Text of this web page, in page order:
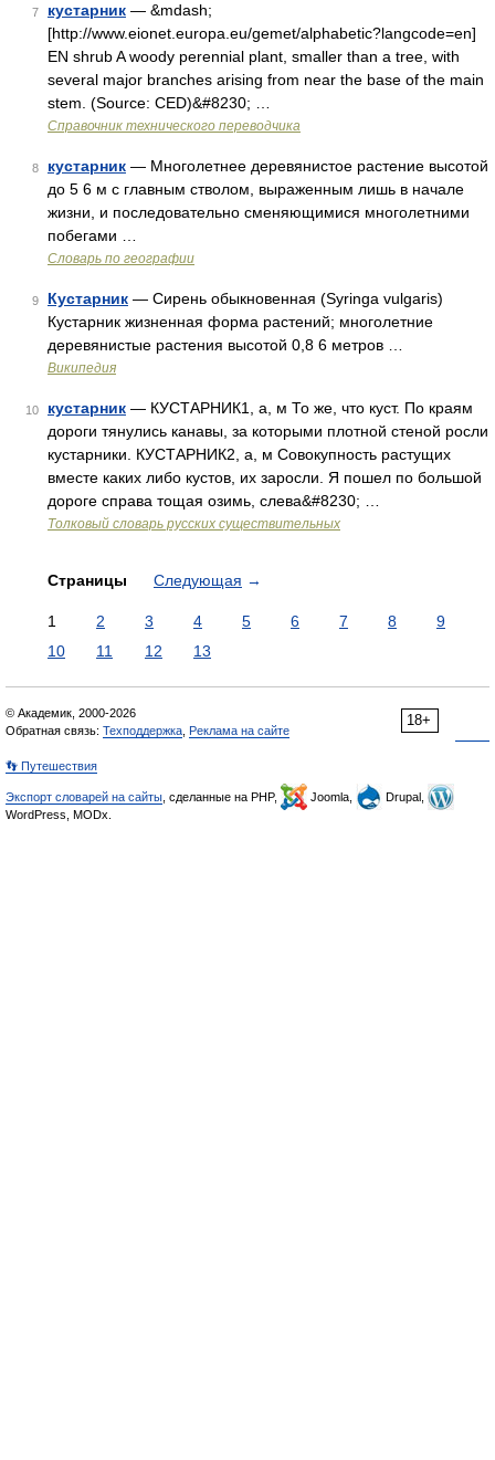
7 кустарник — &mdash;
[http://www.eionet.europa.eu/gemet/alphabetic?langcode=en]
EN shrub A woody perennial plant, smaller than a tree, with
several major branches arising from near the base of the main
stem. (Source: CED)&#8230; …
Справочник технического переводчика
8 кустарник — Многолетнее деревянистое растение высотой
до 5 6 м с главным стволом, выраженным лишь в начале
жизни, и последовательно сменяющимися многолетними
побегами …
Словарь по географии
9 Кустарник — Сирень обыкновенная (Syringa vulgaris)
Кустарник жизненная форма растений; многолетние
деревянистые растения высотой 0,8 6 метров …
Википедия
10 кустарник — КУСТАРНИК1, а, м То же, что куст. По краям
дороги тянулись канавы, за которыми плотной стеной росли
кустарники. КУСТАРНИК2, а, м Совокупность растущих
вместе каких либо кустов, их заросли. Я пошел по большой
дороге справа тощая озимь, слева&#8230; …
Толковый словарь русских существительных
Страницы Следующая →
1 2 3 4 5 6 7 8
9
10
11 12 13
18+
© Академик, 2000-2026
Обратная связь: Техподдержка Реклама на сайте
👣 Путешествия
Экспорт словарей на сайты , сделанные на PHP, Joomla,
Drupal,
WordPress, MODx.